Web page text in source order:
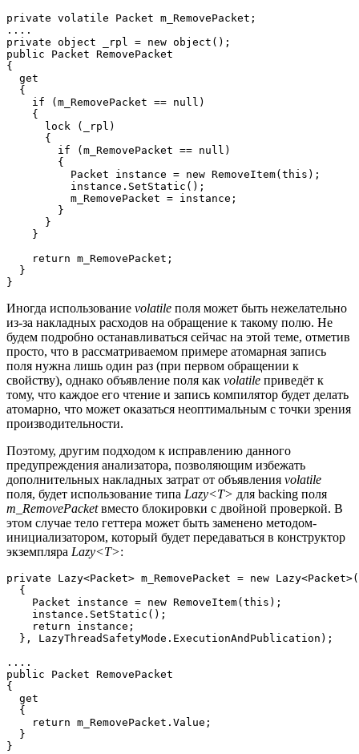
private volatile Packet m_RemovePacket;
....
private object _rpl = new object();
public Packet RemovePacket
{
  get
  {
    if (m_RemovePacket == null)
    {
      lock (_rpl)
      {
        if (m_RemovePacket == null)
        {
          Packet instance = new RemoveItem(this);
          instance.SetStatic();
          m_RemovePacket = instance;
        }
      }
    }
    return m_RemovePacket;
  }
}
Иногда использование volatile поля может быть нежелательно
из-за накладных расходов на обращение к такому полю. Не
будем подробно останавливаться сейчас на этой теме, отметив
просто, что в рассматриваемом примере атомарная запись
поля нужна лишь один раз (при первом обращении к
свойству), однако объявление поля как volatile приведёт к
тому, что каждое его чтение и запись компилятор будет делать
атомарно, что может оказаться неоптимальным с точки зрения
производительности.
Поэтому, другим подходом к исправлению данного
предупреждения анализатора, позволяющим избежать
дополнительных накладных затрат от объявления volatile
поля, будет использование типа Lazy<T> для backing поля
m_RemovePacketвместо блокировки с двойной проверкой. В
этом случае тело геттера может быть заменено методом-
инициализатором, который будет передаваться в конструктор
экземпляра Lazy<T>:
private Lazy<Packet> m_RemovePacket = new
  {
    Packet instance = new RemoveItem(this);
    instance.SetStatic();
    return instance;
  }, LazyThreadSafetyMode.ExecutionAndPublication);
....
public Packet RemovePacket
{
  get
  {
    return m_RemovePacket.Value;
  }
}